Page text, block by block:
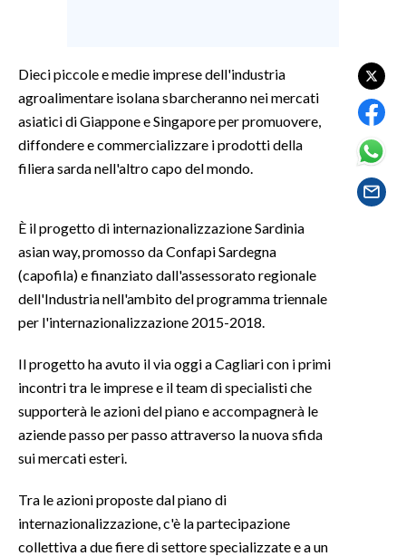
CULTURA
SPETTACOLI
SALUTE
SARDEGNA TURISMO
EVENTI
#CARAUNIONE
3 MINUTI CON
INSULARITÀ
INFO AZIENDE
Dieci piccole e medie imprese dell'industria
agroalimentare isolana sbarcheranno nei mercati
asiatici di Giappone e Singapore per promuovere,
diffondere e commercializzare i prodotti della
filiera sarda nell'altro capo del mondo.
È il progetto di internazionalizzazione Sardinia
asian way, promosso da Confapi Sardegna
(capofila) e finanziato dall'assessorato regionale
dell'Industria nell'ambito del programma triennale
per l'internazionalizzazione 2015-2018.
Il progetto ha avuto il via oggi a Cagliari con i primi
incontri tra le imprese e il team di specialisti che
supporterà le azioni del piano e accompagnerà le
aziende passo per passo attraverso la nuova sfida
sui mercati esteri.
Tra le azioni proposte dal piano di
internazionalizzazione, c'è la partecipazione
collettiva a due fiere di settore specializzate e a un